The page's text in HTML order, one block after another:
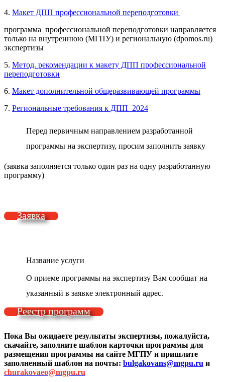
4. Макет ДПП профессиональной переподготовки
программа профессиональной переподготовки направляется
только на внутреннюю (МГПУ) и региональную (dpomos.ru)
экспертизы
5. Метод. рекомендации к макету ДПП профессиональной
переподготовки
6. Макет дополнительной общеразвивающей программы
7. Региональные требования к ДПП_2024
Перед первичным направлением разработанной
программы на экспертизу, просим заполнить заявку
(заявка заполняется только один раз на одну разработанную
программу)
Заявка
Название услуги
О приеме программы на экспертизу Вам сообщат на
указанный в заявке электронный адрес.
Реестр программ
Пока Вы ожидаете результаты экспертизы, пожалуйста,
скачайте, заполните шаблон карточки программы для
размещения программы на сайте МГПУ и пришлите
заполненный шаблон на почты: bulgakovans@mgpu.ru и
churakovaeo@mgpu.ru